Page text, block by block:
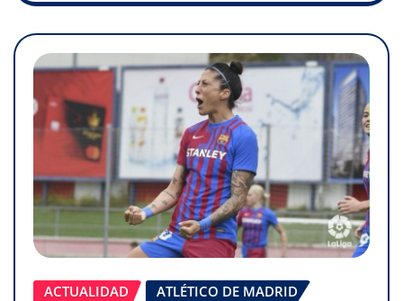
ACTUALIDAD
ATLÉTICO DE MADRID